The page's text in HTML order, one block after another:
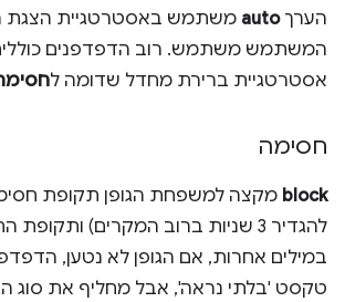
הערךauto משתמש באסטרטגיית הצגת
המשתמש משתמש. רוב הדפדפנים
אסטרטגיית ברירת מחדל שדומה ל
חסימה
block מקצה למשפחת הגופן תקופת
להגדיר 3 שניות ברוב המקרים)
במילים אחרות, אם הגופן לא נטען,
טקסט 'בלתי נראה', אבל מחליף את סוג